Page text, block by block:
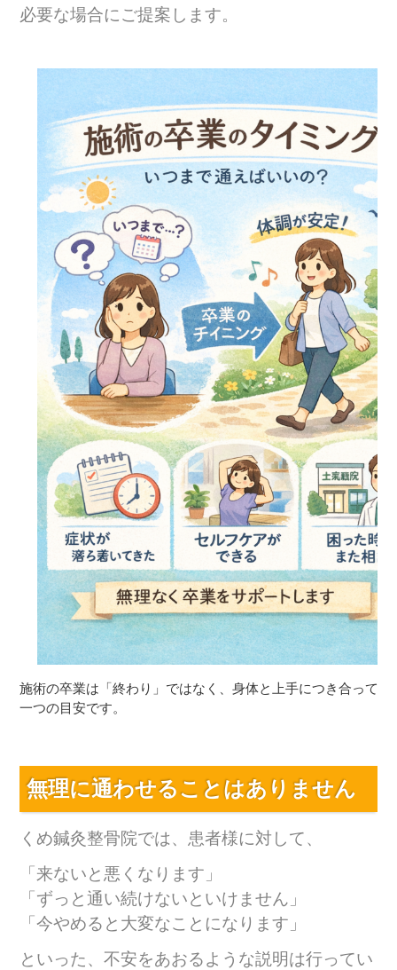
必要な場合にご提案します。
施術の卒業は「終わり」ではなく、身体と上手につき合ってい
一つの目安です。
無理に通わせることはありません
くめ鍼灸整骨院では、患者様に対して、
「来ないと悪くなります」
「ずっと通い続けないといけません」
「今やめると大変なことになります」
といった、不安をあおるような説明は行ってい